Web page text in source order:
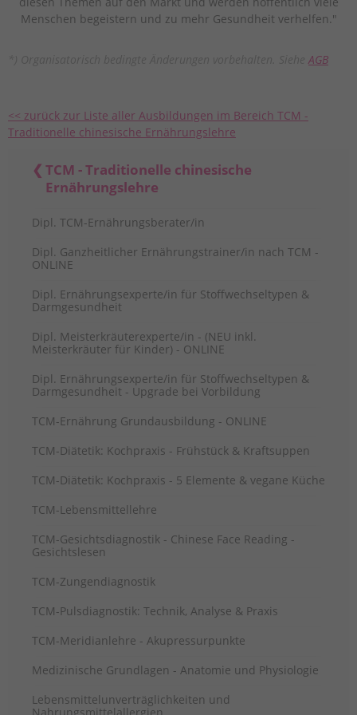
Menschen begeistern und zu mehr Gesundheit verhelfen."
*) Organisatorisch bedingte Änderungen vorbehalten. SieheAGB
<< zurück zur Liste aller Ausbildungen im Bereich TCM -
Traditionelle chinesische Ernährungslehre
TCM - Traditionelle chinesische
Ernährungslehre
Dipl. TCM-Ernährungsberater/in
Dipl. Ganzheitlicher Ernährungstrainer/in nach TCM -
ONLINE
Dipl. Ernährungsexperte/in für Stoffwechseltypen &
Darmgesundheit
Dipl. Meisterkräuterexperte/in - (NEU inkl.
Meisterkräuter für Kinder) - ONLINE
Dipl. Ernährungsexperte/in für Stoffwechseltypen &
Darmgesundheit - Upgrade bei Vorbildung
TCM-Ernährung Grundausbildung - ONLINE
TCM-Diätetik: Kochpraxis - Frühstück & Kraftsuppen
TCM-Diätetik: Kochpraxis - 5 Elemente & vegane Küche
TCM-Lebensmittellehre
TCM-Gesichtsdiagnostik - Chinese Face Reading -
Gesichtslesen
TCM-Zungendiagnostik
TCM-Pulsdiagnostik: Technik, Analyse & Praxis
TCM-Meridianlehre - Akupressurpunkte
Medizinische Grundlagen - Anatomie und Physiologie
Lebensmittelunverträglichkeiten und